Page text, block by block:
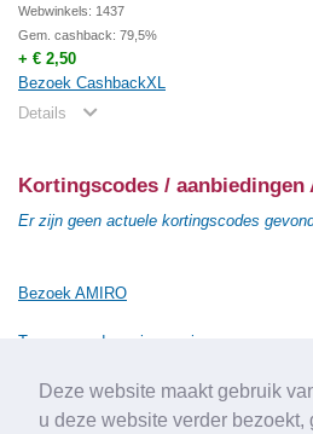
Deze website maakt gebruik
u deze website verder bezoekt,
Webwinkels: 1437
Gem. cashback: 79,5%
+ € 2,50
Bezoek CashbackXL
Details
Kortingscodes / aanbiedingen
Er zijn geen actuele kortingscodes
Bezoek AMIRO
Terug naar de vorige pagina
© 2010-2026 Cashbacksvergelijken.nl -